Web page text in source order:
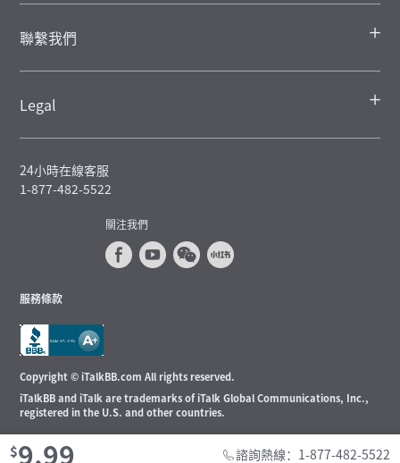
$9.99 諮詢熱線：1-877-482-5522
聯繫我們
Legal
24小時在線客服
1-877-482-5522
關注我們
服務條款
Copyright © iTalkBB.com All rights reserved.
iTalkBB and iTalk are trademarks of iTalk Global Communications, Inc.,
registered in the U.S. and other countries.